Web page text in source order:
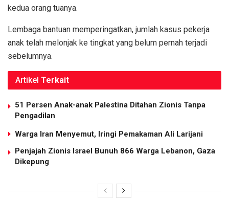
kedua orang tuanya.
Lembaga bantuan memperingatkan, jumlah kasus pekerja
anak telah melonjak ke tingkat yang belum pernah terjadi
sebelumnya.
Artikel Terkait
51 Persen Anak-anak Palestina Ditahan Zionis Tanpa
Pengadilan
Warga Iran Menyemut, Iringi Pemakaman Ali Larijani
Penjajah Zionis Israel Bunuh 866 Warga Lebanon, Gaza
Dikepung